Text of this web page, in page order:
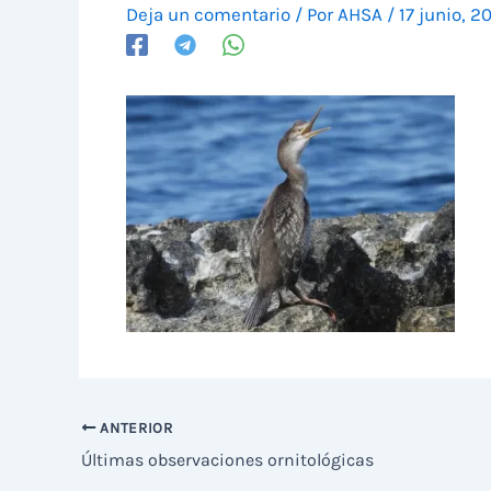
Deja un comentario / Por AHSA / 17 junio,
ANTERIOR
Últimas observaciones ornitológicas